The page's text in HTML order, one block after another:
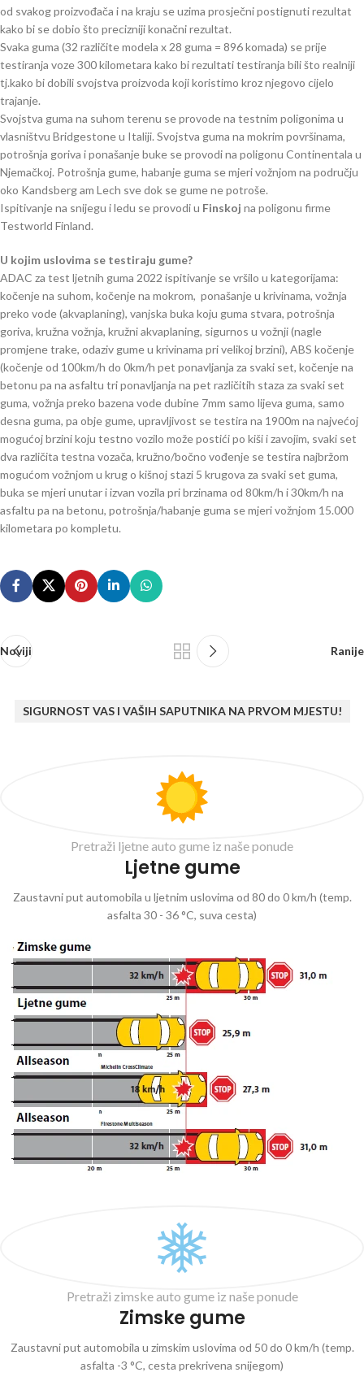
od svakog proizvođača i na kraju se uzima prosječni postignuti rezultat
kako bi se dobio što precizniji konačni rezultat.
Svaka guma (32 različite modela x 28 guma = 896 komada) se prije
testiranja voze 300 kilometara kako bi rezultati testiranja bili što realniji
tj.kako bi dobili svojstva proizvoda koji koristimo kroz njegovo cijelo
trajanje.
Svojstva guma na suhom terenu se provode na testnim poligonima u
vlasništvu Bridgestone u Italiji. Svojstva guma na mokrim površinama,
potrošnja goriva i ponašanje buke se provodi na poligonu Continentala u
Njemačkoj. Potrošnja gume, habanje guma se mjeri vožnjom na području
oko Kandsberg am Lech sve dok se gume ne potroše.
Ispitivanje na snijegu i ledu se provodi u Finskoj na poligonu firme
Testworld Finland.
U kojim uslovima se testiraju gume?
ADAC za test ljetnih guma 2022 ispitivanje se vršilo u kategorijama:
kočenje na suhom, kočenje na mokrom, ponašanje u krivinama, vožnja
preko vode (akvaplaning), vanjska buka koju guma stvara, potrošnja
goriva, kružna vožnja, kružni akvaplaning, sigurnos u vožnji (nagle
promjene trake, odaziv gume u krivinama pri velikoj brzini), ABS kočenje
(kočenje od 100km/h do 0km/h pet ponavljanja za svaki set, kočenje na
betonu pa na asfaltu tri ponavljanja na pet različitih staza za svaki set
guma, vožnja preko bazena vode dubine 7mm samo lijeva guma, samo
desna guma, pa obje gume, upravljivost se testira na 1900m na najvećoj
mogućoj brzini koju testno vozilo može postići po kiši i zavojim, svaki set
dva različita testna vozača, kružno/bočno vođenje se testira najbržom
mogućom vožnjom u krug o kišnoj stazi 5 krugova za svaki set guma,
buka se mjeri unutar i izvan vozila pri brzinama od 80km/h i 30km/h na
asfaltu pa na betonu, potrošnja/habanje guma se mjeri vožnjom 15.000
kilometara po kompletu.
Noviji Ranije
SIGURNOST VAS I VAŠIH SAPUTNIKA NA PRVOM MJESTU!
Pretraži ljetne auto gume iz naše ponude
Ljetne gume
Zaustavni put automobila u ljetnim uslovima od 80 do 0 km/h (temp.
asfalta 30 - 36 °C, suva cesta)
Pretraži zimske auto gume iz naše ponude
Zimske gume
Zaustavni put automobila u zimskim uslovima od 50 do 0 km/h (temp.
asfalta -3 °C, cesta prekrivena snijegom)